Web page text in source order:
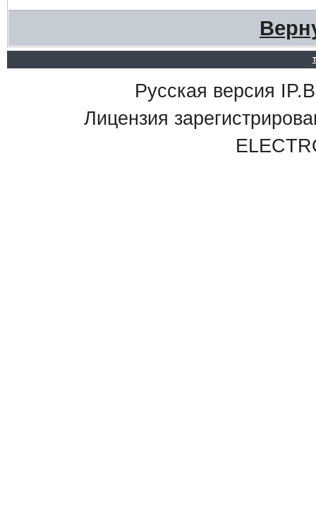
Русская версия
Лицензия